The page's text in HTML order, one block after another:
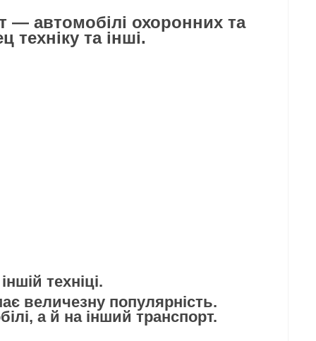
— автомобілі охоронних та
та інші.
техніці.
величезну популярність.
а й на інший транспорт.